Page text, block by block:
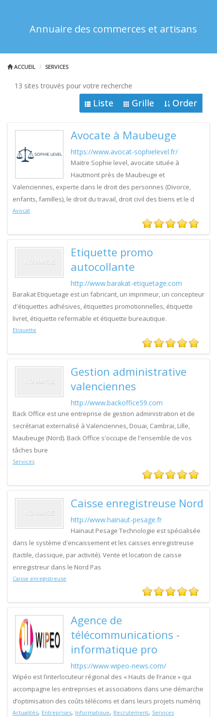
Annuaire des commerces et artisans
ACCUEIL SERVICES
13 sites trouvés pour votre recherche
Liste Grille Order
Avocate à Maubeuge
https://www.avocat-sophielevel.fr/
Maitre Sophie level, avocate située à
Hautmont près de Maubeuge et
Valenciennes, experte dans le droit des personnes (Divorce,
enfants, familles), le droit du travail, droit civil des biens et le d
Avocat
Etiquette promo
autocollante
http://www.barakat-etiquetage.com
Barakat Etiquetage est un fabricant, un imprimeur, un concepteur
d'étiquettes adhésives, étiquettes promotionnelles, étiquette
livret, étiquette refermable et étiquette bureautique.
Etiquette
Gestion administrative
valenciennes
http://www.backoffice59.com
Back Office est une entreprise de gestion administration et de
secrétariat externalisé à Valenciennes, Douai, Cambrai, Lille,
Maubeuge (Nord). Back Office s'occupe de l'ensemble de vos
tâches bure
Services
Caisse enregistreuse Nord
http://www.hainaut-pesage.fr
Hainaut Pesage Technologie est spécialisée
dans le système d'encaissement et les caisses enregistreuse
(tactile, classique, par activité). Vente et location de caisse
enregistreur dans le Nord Pas
Caisse enregistreuse
Agence de
télécommunications -
informatique pro
https://www.wipeo-news.com/
Wipéo est l’interlocuteur régional des « Hauts de France » qui
accompagne les entreprises et associations dans une démarche
d’optimisation des coûts télécoms et dans leurs projets numériq
Actualités, Entreprises, Informatique, Recrutement, Services